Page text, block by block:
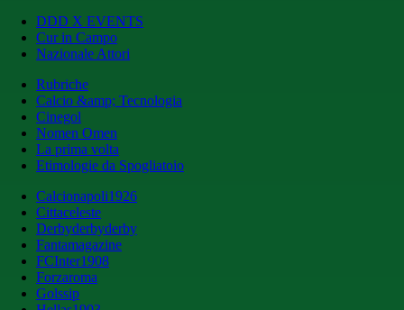
DDD X EVENTS
Cur in Campo
Nazionale Attori
Rubriche
Calcio &amp; Tecnologia
Cinegol
Nomen Omen
La prima volta
Etimologie da Spogliatoio
Calcionapoli1926
Cittaceleste
Derbyderbyderby
Fantamagazine
FCInter1908
Forzaroma
Golssip